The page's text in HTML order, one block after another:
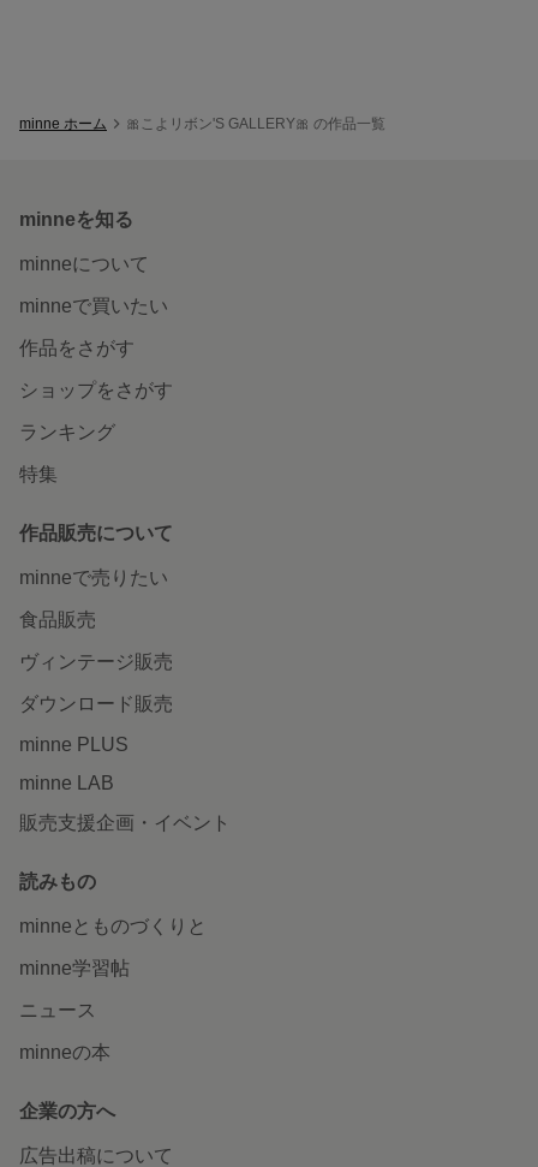
minne ホーム 🎀こよリボン'S GALLERY🎀 の作品一覧
minneを知る
minneについて
minneで買いたい
作品をさがす
ショップをさがす
ランキング
特集
作品販売について
minneで売りたい
食品販売
ヴィンテージ販売
ダウンロード販売
minne PLUS
minne LAB
販売支援企画・イベント
読みもの
minneとものづくりと
minne学習帖
ニュース
minneの本
企業の方へ
広告出稿について